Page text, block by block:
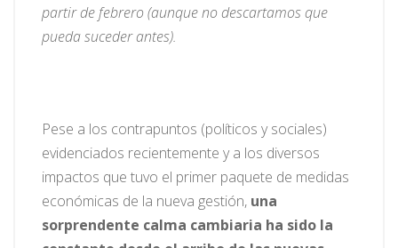
partir de febrero (aunque no descartamos que
pueda suceder antes).
Pese a los contrapuntos (políticos y sociales)
evidenciados recientemente y a los diversos
impactos que tuvo el primer paquete de medidas
económicas de la nueva gestión, una
sorprendente calma cambiaria ha sido la